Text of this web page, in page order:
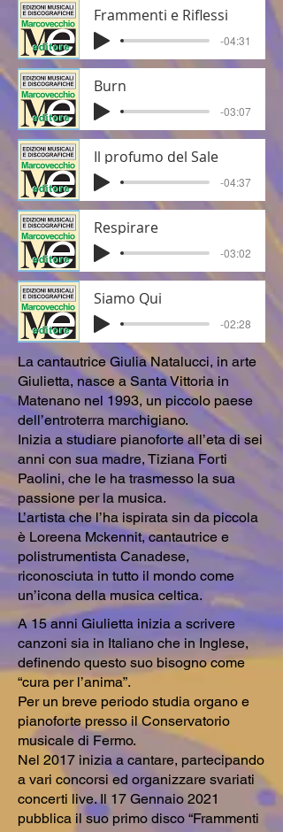
Frammenti e Riflessi
-04:31
Burn
-03:07
Il profumo del Sale
-04:37
Respirare
-03:02
Siamo Qui
-02:28
La cantautrice Giulia Natalucci, in arte
Giulietta, nasce a Santa Vittoria in
Matenano nel 1993, un piccolo paese
dell’entroterra marchigiano.
Inizia a studiare pianoforte all’eta di sei
anni con sua madre, Tiziana Forti
Paolini, che le ha trasmesso la sua
passione per la musica.
L’artista che l’ha ispirata sin da piccola
è Loreena Mckennit, cantautrice e
polistrumentista Canadese,
riconosciuta in tutto il mondo come
un’icona della musica celtica.
A 15 anni Giulietta inizia a scrivere
canzoni sia in Italiano che in Inglese,
definendo questo suo bisogno come
“cura per l’anima”.
Per un breve periodo studia organo e
pianoforte presso il Conservatorio
musicale di Fermo.
Nel 2017 inizia a cantare, partecipando
a vari concorsi ed organizzare svariati
concerti live. Il 17 Gennaio 2021
pubblica il suo primo disco “Frammenti